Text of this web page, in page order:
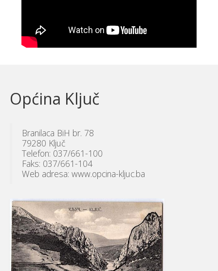
Općina Ključ
Branilaca BiH br. 78
79280 Ključ
Telefon: 037/661-100
Faks: 037/661-104
Web adresa: www.opcina-kljuc.ba